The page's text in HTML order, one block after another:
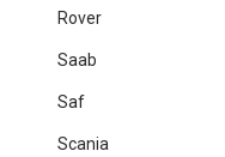
Rover
Saab
Saf
Scania